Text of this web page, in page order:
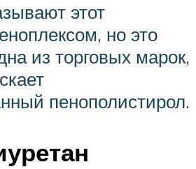
этот
но это
из торговых марок,
пенополистирол.